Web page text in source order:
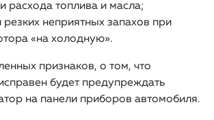
расхода топлива и масла;
резких неприятных запахов при
«на холодную».
признаков, о том, что
будет предупреждать
на панели приборов автомобиля.